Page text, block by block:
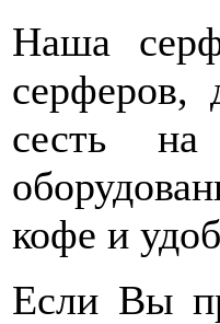
Наша
серферов,
сесть
кофе и
Если Вы